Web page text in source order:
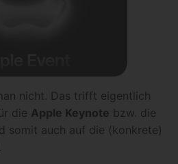
nicht. Das trifft eigentlich
die Apple Keynote bzw. die
somit auch auf die (konkrete)
.